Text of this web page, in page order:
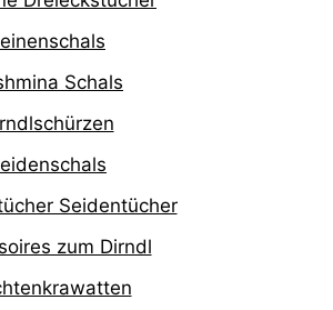
Schals
Seidentücher
zum Dirndl